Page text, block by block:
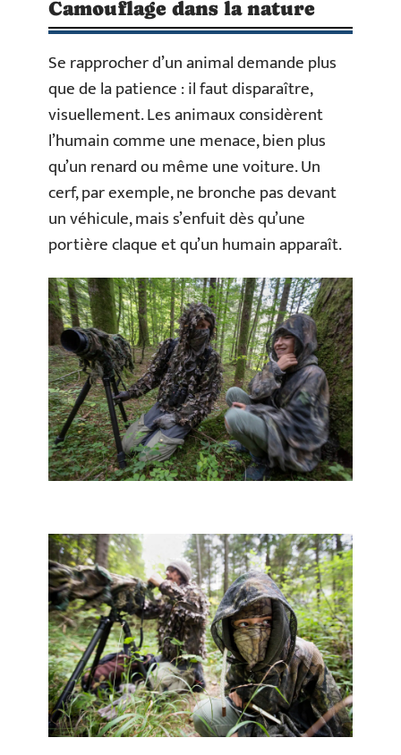
Camouflage dans la nature
Se rapprocher d’un animal demande plus
que de la patience : il faut disparaître,
visuellement. Les animaux considèrent
l’humain comme une menace, bien plus
qu’un renard ou même une voiture. Un
cerf, par exemple, ne bronche pas devant
un véhicule, mais s’enfuit dès qu’une
portière claque et qu’un humain apparaît.